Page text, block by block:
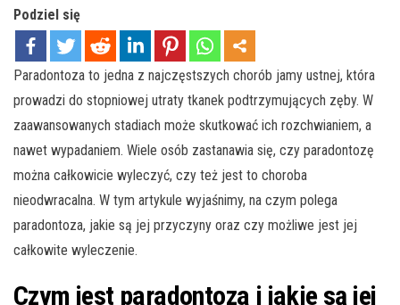
Podziel się
Paradontoza to jedna z najczęstszych chorób jamy ustnej, która
prowadzi do stopniowej utraty tkanek podtrzymujących zęby. W
zaawansowanych stadiach może skutkować ich rozchwianiem, a
nawet wypadaniem. Wiele osób zastanawia się, czy paradontozę
można całkowicie wyleczyć, czy też jest to choroba
nieodwracalna. W tym artykule wyjaśnimy, na czym polega
paradontoza, jakie są jej przyczyny oraz czy możliwe jest jej
całkowite wyleczenie.
Czym jest paradontoza i jakie są jej